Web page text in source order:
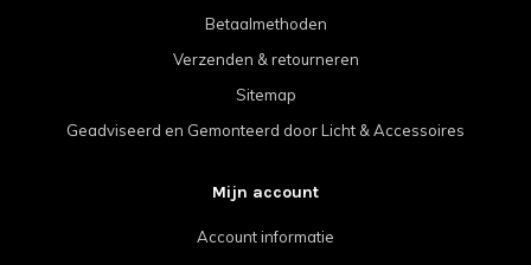
Betaalmethoden
Verzenden & retourneren
Sitemap
Geadviseerd en Gemonteerd door Licht & Accessoires
Mijn account
Account informatie